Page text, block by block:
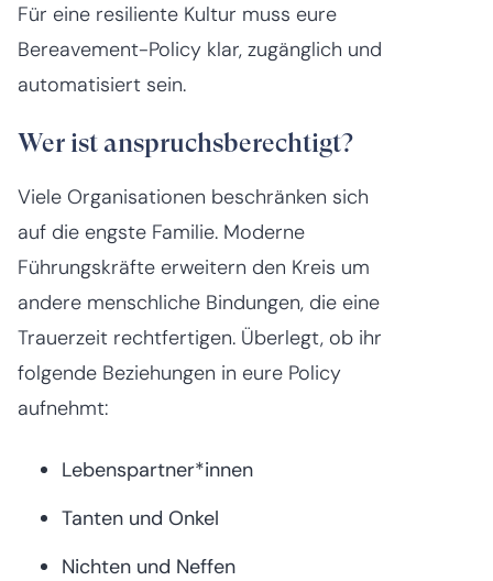
Für eine resiliente Kultur muss eure
Bereavement-Policy klar, zugänglich und
automatisiert sein.
Wer ist anspruchsberechtigt?
Viele Organisationen beschränken sich
auf die engste Familie. Moderne
Führungskräfte erweitern den Kreis um
andere menschliche Bindungen, die eine
Trauerzeit rechtfertigen. Überlegt, ob ihr
folgende Beziehungen in eure Policy
aufnehmt:
Lebenspartner*innen
Tanten und Onkel
Nichten und Neffen